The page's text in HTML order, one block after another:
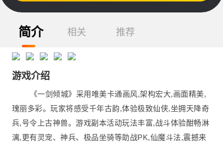
简介 相关 推荐
游戏介绍
《一剑倾城》采用唯美卡通画风,架构宏大,画面精美,
瑰丽多彩。玩家将感受千年古韵,体验极致仙侠,坐拥天降奇
兵,号令上古神兽。游戏副本活动玩法丰富,战斗体验酣畅淋
漓,更有灵宠、神兵、极品坐骑等助战PK,仙魔斗法,震撼来